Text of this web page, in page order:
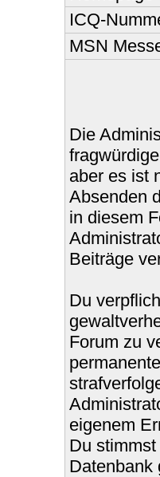
ICQ-
MSN
Die
aber es ist
Absenden
in diesem
Beiträge
Du
Forum zu
eigenem
Du
Datenbank